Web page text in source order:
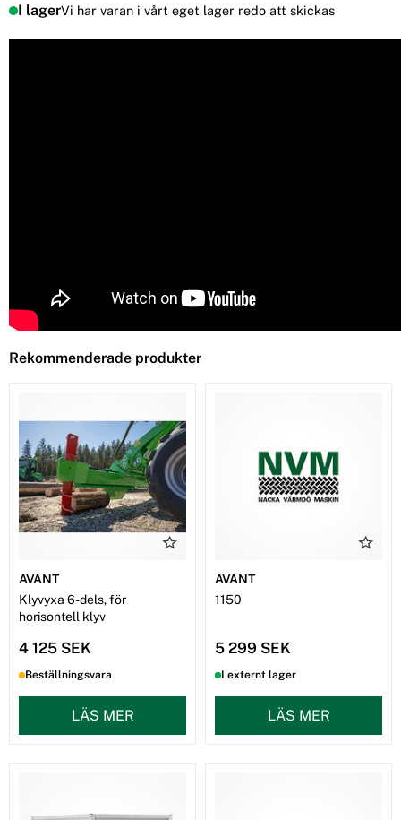
I lagerVi har varan i vårt eget lager redo att skickas
Rekommenderade produkter
AVANT
Klyvyxa 6-dels, för
horisontell klyv
4 125 SEK
Beställningsvara
LÄS MER
AVANT
1150
5 299 SEK
I externt lager
LÄS MER